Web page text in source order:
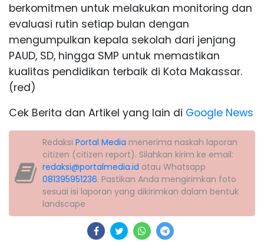
berkomitmen untuk melakukan monitoring dan
evaluasi rutin setiap bulan dengan
mengumpulkan kepala sekolah dari jenjang
PAUD, SD, hingga SMP untuk memastikan
kualitas pendidikan terbaik di Kota Makassar.
(red)
Cek Berita dan Artikel yang lain di Google News
Redaksi Portal Media menerima naskah laporan
citizen (citizen report). Silahkan kirim ke email:
redaksi@portalmedia.id atau Whatsapp
081395951236. Pastikan Anda mengirimkan foto
sesuai isi laporan yang dikirimkan dalam bentuk
landscape